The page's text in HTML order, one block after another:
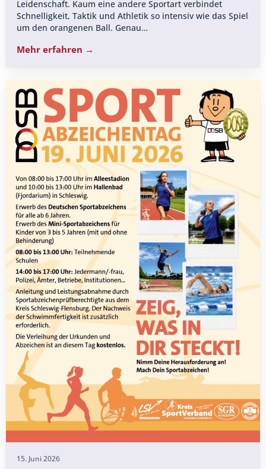
Leidenschaft. Kaum eine andere Sportart verbindet
Schnelligkeit, Taktik und Athletik so intensiv wie das Spiel
um den orangenen Ball. Genau…
Mehr erfahren →
15. Juni 2026